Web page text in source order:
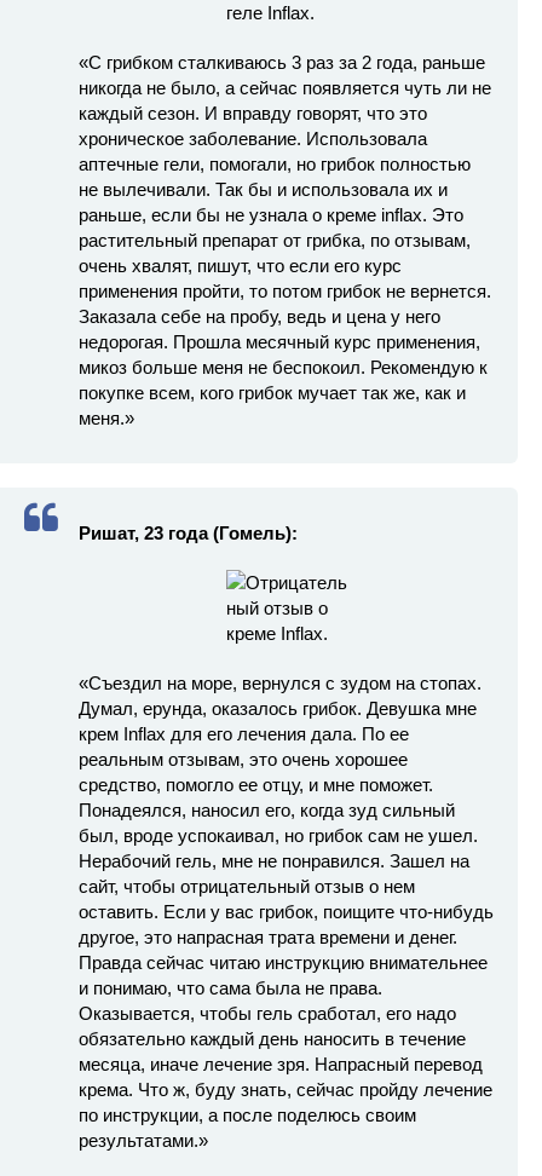
«С грибком сталкиваюсь 3 раз за 2 года, раньше
никогда не было, а сейчас появляется чуть ли не
каждый сезон. И вправду говорят, что это
хроническое заболевание. Использовала
аптечные гели, помогали, но грибок полностью
не вылечивали. Так бы и использовала их и
раньше, если бы не узнала о креме inflax. Это
растительный препарат от грибка, по отзывам,
очень хвалят, пишут, что если его курс
применения пройти, то потом грибок не вернется.
Заказала себе на пробу, ведь и цена у него
недорогая. Прошла месячный курс применения,
микоз больше меня не беспокоил. Рекомендую к
покупке всем, кого грибок мучает так же, как и
меня.»
Ришат, 23 года (Гомель):
«Съездил на море, вернулся с зудом на стопах.
Думал, ерунда, оказалось грибок. Девушка мне
крем Inflax для его лечения дала. По ее
реальным отзывам, это очень хорошее
средство, помогло ее отцу, и мне поможет.
Понадеялся, наносил его, когда зуд сильный
был, вроде успокаивал, но грибок сам не ушел.
Нерабочий гель, мне не понравился. Зашел на
сайт, чтобы отрицательный отзыв о нем
оставить. Если у вас грибок, поищите что-нибудь
другое, это напрасная трата времени и денег.
Правда сейчас читаю инструкцию внимательнее
и понимаю, что сама была не права.
Оказывается, чтобы гель сработал, его надо
обязательно каждый день наносить в течение
месяца, иначе лечение зря. Напрасный перевод
крема. Что ж, буду знать, сейчас пройду лечение
по инструкции, а после поделюсь своим
результатами.»